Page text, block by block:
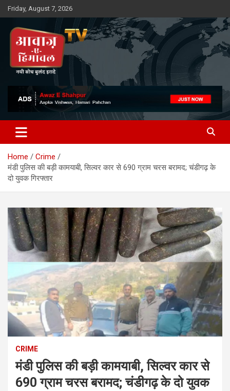
Skip
to
content
Friday, August 7, 2026
Awaz-E-Shahpur
Home
Crime
मंडी पुलिस की बड़ी कामयाबी, सिल्वर कार से 690 ग्राम चरस बरामद; चंडीगढ़ के
दो युवक गिरफ्तार
CRIME
मंडी पुलिस की बड़ी कामयाबी, सिल्वर कार से
690 ग्राम चरस बरामद; चंडीगढ़ के दो युवक